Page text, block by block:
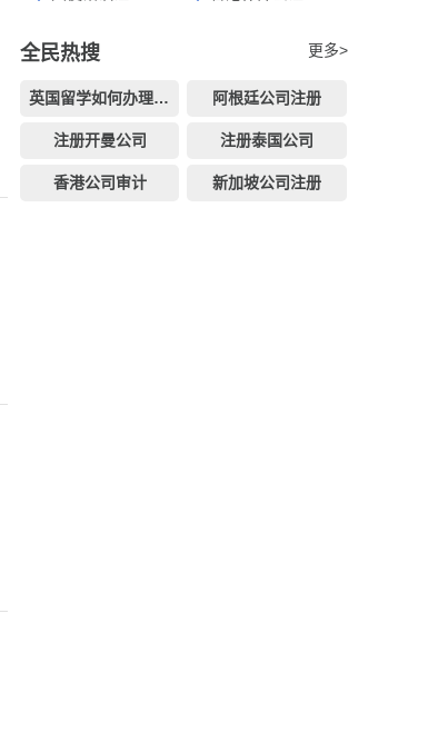
全民热搜 更多>
英国留学如何办理银行卡 阿根廷公司注册
注册开曼公司 注册泰国公司
香港公司审计 新加坡公司注册